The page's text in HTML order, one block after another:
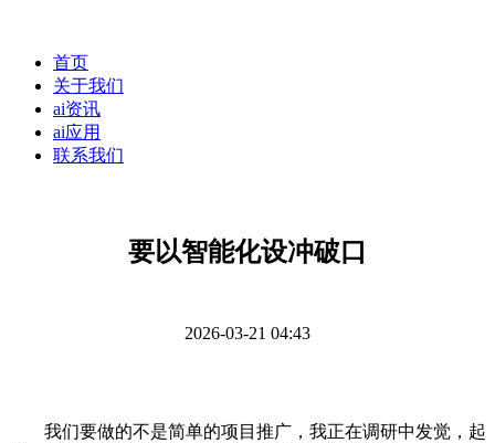
首页
关于我们
ai资讯
ai应用
联系我们
要以智能化设冲破口
2026-03-21 04:43
我们要做的不是简单的项目推广，我正在调研中发觉，起